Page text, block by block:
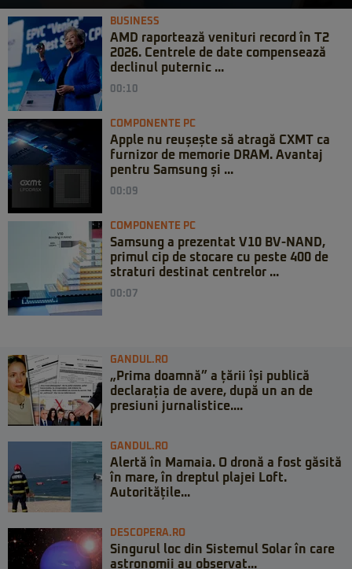
BUSINESS
AMD raportează venituri record în T2
2026. Centrele de date compensează
declinul puternic ...
00:10
COMPONENTE PC
Apple nu reușește să atragă CXMT ca
furnizor de memorie DRAM. Avantaj
pentru Samsung și ...
00:09
COMPONENTE PC
Samsung a prezentat V10 BV-NAND,
primul cip de stocare cu peste 400 de
straturi destinat centrelor ...
00:07
GANDUL.RO
„Prima doamnă” a țării își publică
declarația de avere, după un an de
presiuni jurnalistice....
GANDUL.RO
Alertă în Mamaia. O dronă a fost găsită
în mare, în dreptul plajei Loft.
Autoritățile...
DESCOPERA.RO
Singurul loc din Sistemul Solar în care
astronomii au observat...